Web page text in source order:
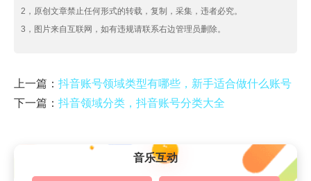
2，原创文章禁止任何形式的转载，复制，采集，违者必究。
3，图片来自互联网，如有违规请联系右边管理员删除。
上一篇： 抖音账号领域类型有哪些，新手适合做什么账号
下一篇： 抖音领域分类，抖音账号分类大全
音乐互动